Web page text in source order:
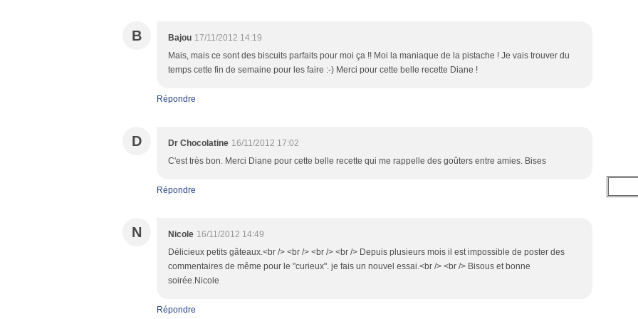
B Bajou 17/11/2012 14:19
Mais, mais ce sont des biscuits parfaits pour moi ça !! Moi la maniaque de la pistache ! Je vais trouver du
temps cette fin de semaine pour les faire :-) Merci pour cette belle recette Diane !
Répondre
D Dr Chocolatine 16/11/2012 17:02
C'est très bon. Merci Diane pour cette belle recette qui me rappelle des goûters entre amies. Bises
Répondre
N Nicole 16/11/2012 14:49
Délicieux petits gâteaux.<br /> <br /> <br /> <br /> Depuis plusieurs mois il est impossible de poster des
commentaires de même pour le "curieux". je fais un nouvel essai.<br /> <br /> Bisous et bonne
soirée.Nicole
Répondre